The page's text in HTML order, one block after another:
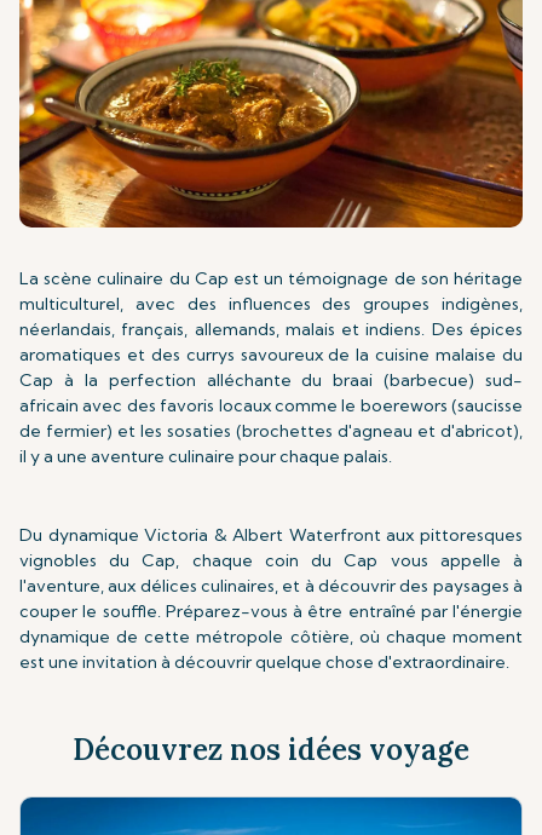
La scène culinaire du Cap est un témoignage de son héritage
multiculturel, avec des influences des groupes indigènes,
néerlandais, français, allemands, malais et indiens. Des épices
aromatiques et des currys savoureux de la cuisine malaise du
Cap à la perfection alléchante du braai (barbecue) sud-
africain avec des favoris locaux comme le boerewors (saucisse
de fermier) et les sosaties (brochettes d'agneau et d'abricot),
il y a une aventure culinaire pour chaque palais.
Du dynamique Victoria & Albert Waterfront aux pittoresques
vignobles du Cap, chaque coin du Cap vous appelle à
l'aventure, aux délices culinaires, et à découvrir des paysages à
couper le souffle. Préparez-vous à être entraîné par l'énergie
dynamique de cette métropole côtière, où chaque moment
est une invitation à découvrir quelque chose d'extraordinaire.
Découvrez nos idées voyage